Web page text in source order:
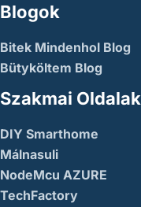
Blogok
Bitek Mindenhol Blog
Bütyköltem Blog
Szakmai Oldalak
DIY Smarthome
Málnasuli
NodeMcu AZURE
TechFactory